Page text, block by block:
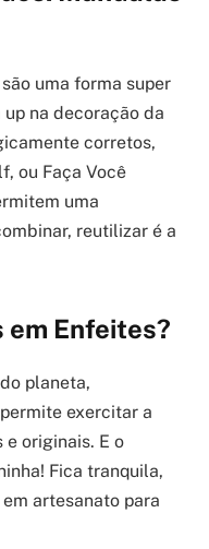
uma forma super
na decoração da
corretos,
ou Faça Você
uma
reutilizar é a
em Enfeites?
planeta,
exercitar a
originais. E o
Fica tranquila,
artesanato para